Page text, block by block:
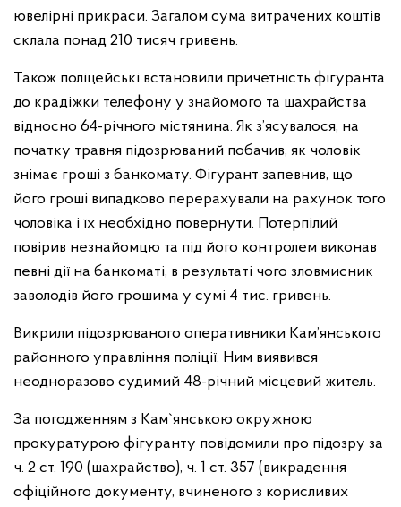
ювелірні прикраси. Загалом сума витрачених коштів
склала понад 210 тисяч гривень.
Також поліцейські встановили причетність фігуранта
до крадіжки телефону у знайомого та шахрайства
відносно 64-річного містянина. Як з’ясувалося, на
початку травня підозрюваний побачив, як чоловік
знімає гроші з банкомату. Фігурант запевнив, що
його гроші випадково перерахували на рахунок того
чоловіка і їх необхідно повернути. Потерпілий
повірив незнайомцю та під його контролем виконав
певні дії на банкоматі, в результаті чого зловмисник
заволодів його грошима у сумі 4 тис. гривень.
Викрили підозрюваного оперативники Кам’янського
районного управління поліції. Ним виявився
неодноразово судимий 48-річний місцевий житель.
За погодженням з Кам`янською окружною
прокуратурою фігуранту повідомили про підозру за
ч. 2 ст. 190 (шахрайство), ч. 1 ст. 357 (викрадення
офіційного документу, вчиненого з корисливих